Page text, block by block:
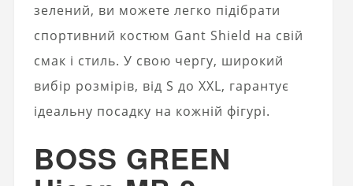
зелений, ви можете легко підібрати
спортивний костюм Gant Shield на свій
смак і стиль. У свою чергу, широкий
вибір розмірів, від S до XXL, гарантує
ідеальну посадку на кожній фігурі.
BOSS GREEN